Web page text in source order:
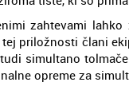
zahtevami
priložnosti člani
simultano
opreme za